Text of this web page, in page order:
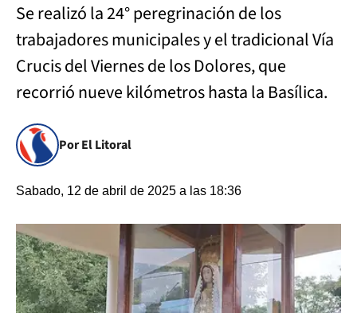
Se realizó la 24° peregrinación de los
trabajadores municipales y el tradicional Vía
Crucis del Viernes de los Dolores, que
recorrió nueve kilómetros hasta la Basílica.
Por El Litoral
Sabado, 12 de abril de 2025 a las 18:36